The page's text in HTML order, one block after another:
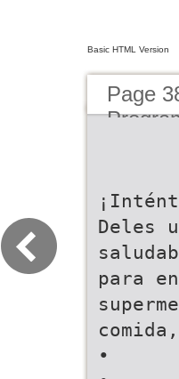
Basic HTML Version
Page
Deles
para
•